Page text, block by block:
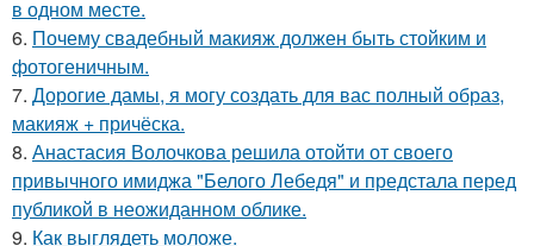
в одном месте.
6. Почему свадебный макияж должен быть стойким и
фотогеничным.
7. Дорогие дамы, я могу создать для вас полный образ,
макияж + причёска.
8. Анастасия Волочкова решила отойти от своего
привычного имиджа "Белого Лебедя" и предстала перед
публикой в неожиданном облике.
9. Как выглядеть моложе.